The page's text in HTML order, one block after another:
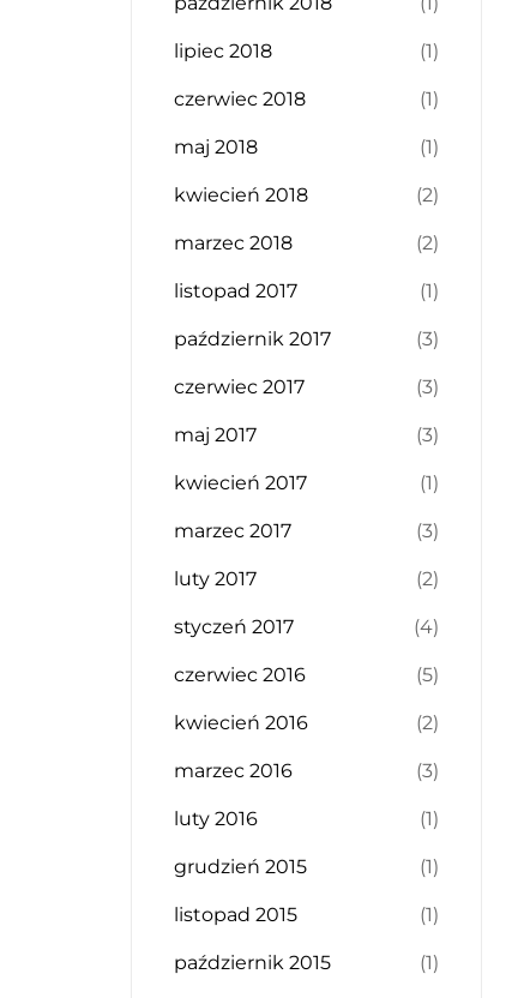
lipiec 2018 (1)
czerwiec 2018 (1)
maj 2018 (1)
kwiecień 2018 (2)
marzec 2018 (2)
listopad 2017 (1)
październik 2017 (3)
czerwiec 2017 (3)
maj 2017 (3)
kwiecień 2017 (1)
marzec 2017 (3)
luty 2017 (2)
styczeń 2017 (4)
czerwiec 2016 (5)
kwiecień 2016 (2)
marzec 2016 (3)
luty 2016 (1)
grudzień 2015 (1)
listopad 2015 (1)
październik 2015 (1)